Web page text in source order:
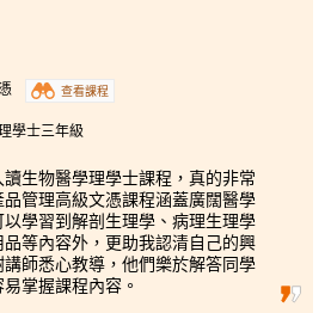
查看課程
學士三年級
生物醫學理學士課程，真的非常
管理高級文憑課程涵蓋廣闊醫學
學習到解剖生理學、病理生理學
等內容外，更助我認清自己的興
師悉心教導，他們樂於解答同學
掌握課程內容。